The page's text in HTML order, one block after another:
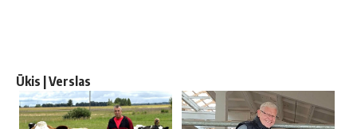
Ūkis | Verslas